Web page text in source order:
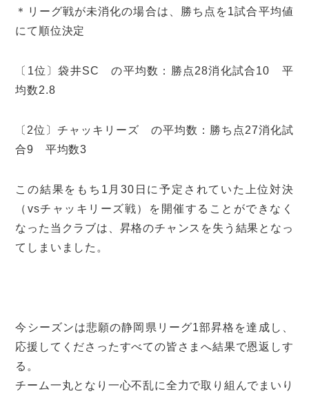
＊リーグ戦が未消化の場合は、勝ち点を1試合平均値
にて順位決定
〔1位〕袋井SC の平均数：勝点28消化試合10 平
均数2.8
〔2位〕チャッキリーズ の平均数：勝ち点27消化試
合9 平均数3
この結果をもち1月30日に予定されていた上位対決
（vsチャッキリーズ戦）を開催することができなく
なった当クラブは、昇格のチャンスを失う結果となっ
てしまいました。
今シーズンは悲願の静岡県リーグ1部昇格を達成し、
応援してくださったすべての皆さまへ結果で恩返しす
る。
チーム一丸となり一心不乱に全力で取り組んでまいり